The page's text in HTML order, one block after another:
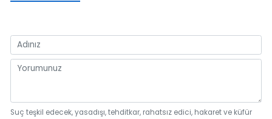
Suç teşkil edecek, yasadışı, tehditkar, rahatsız edici, hakaret ve küfür